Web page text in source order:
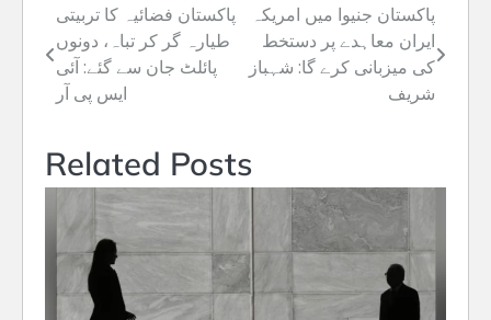
Post
navigation
پاکستان فضائیہ کا تربیتی
طیارہ گر کر تباہ، دونوں
پائلٹ جان سے گئے: آئی
ایس پی آر
پاکستان جنیوا میں امریکہ
ایران معاہدے پر دستخط
کی میزبانی کرے گا: شہباز
شریف
Related Posts